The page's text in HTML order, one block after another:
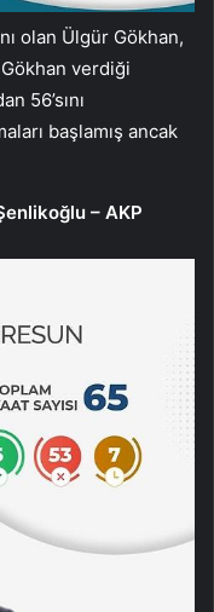
olan Ülgür Gökhan,
verdiği
56’sını
başlamış ancak
– AKP